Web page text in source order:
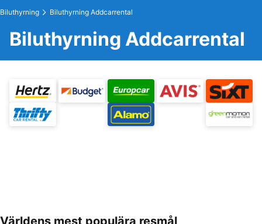
Biluthyrning Biluthyrning Addcarrental
Biluthyrning Addcarrental
Världens mest populära resmål